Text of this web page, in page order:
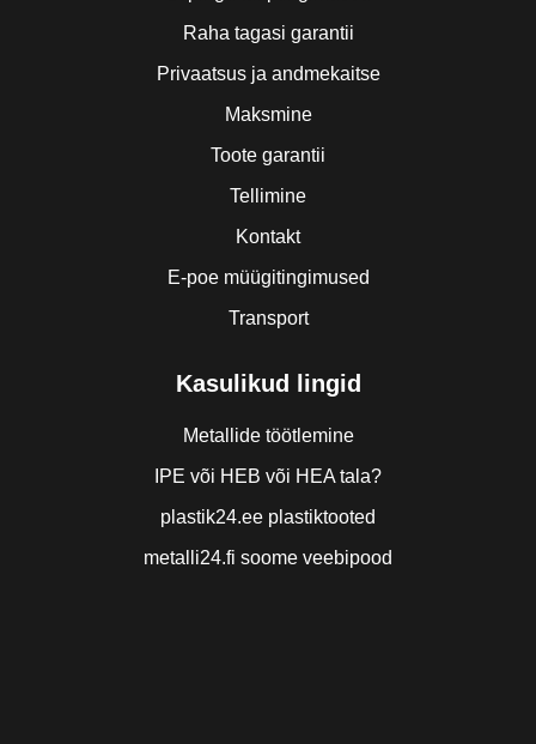
Raha tagasi garantii
Privaatsus ja andmekaitse
Maksmine
Toote garantii
Tellimine
Kontakt
E-poe müügitingimused
Transport
Kasulikud lingid
Metallide töötlemine
IPE või HEB või HEA tala?
plastik24.ee plastiktooted
metalli24.fi soome veebipood